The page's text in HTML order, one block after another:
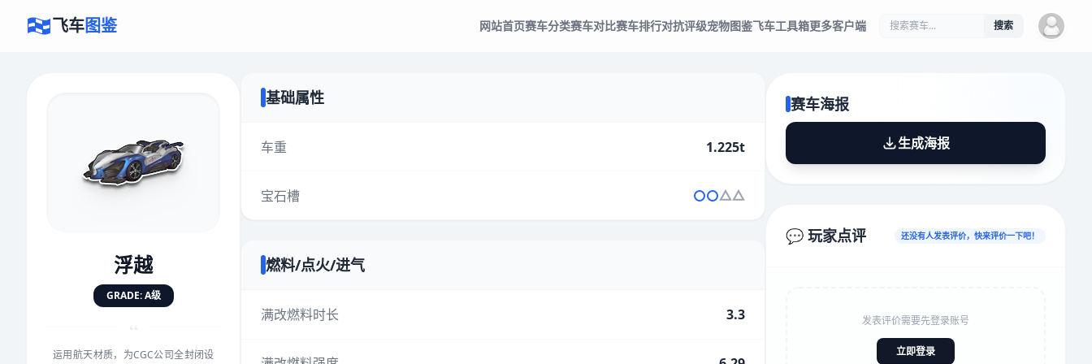
飞车图鉴 网站首页赛车分类赛车对比赛车排行对抗评级宠物图鉴飞车工具箱更多客户端 搜索
浮越
GRADE: A级
“
运用航天材质，为CGC公司全封闭设
基础属性
车重 1.225t
宝石槽
燃料/点火/进气
满改燃料时长 3.3
赛车海报
生成海报
💬 玩家点评 还没有人发表评价，快来评价一下吧！
发表评价需要先登录账号
立即登录
评价赛车
5.0分
对抗
★★★★★★
手感 5.0分